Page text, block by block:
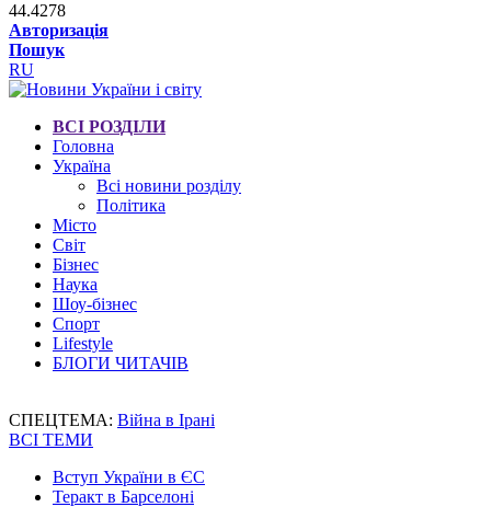
44.4278
Авторизація
Пошук
RU
ВСІ РОЗДІЛИ
Головна
Україна
Всі новини розділу
Політика
Місто
Світ
Бізнес
Наука
Шоу-бізнес
Спорт
Lifestyle
БЛОГИ ЧИТАЧІВ
СПЕЦТЕМА: Війна в Ірані
ВСІ ТЕМИ
Вступ України в ЄС
Теракт в Барселоні